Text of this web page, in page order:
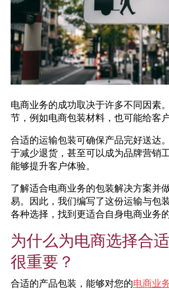
电商业务的成功取决于许多不同因素
节，例如电商包装材料，也可能给客
合适的运输包装可确保产品完好送达
于减少退货，甚至可以成为品牌营销
能够提升客户体验。
了解适合电商业务的包装解决方案并
易。因此，我们编写了这份运输与包
各种选择，找到更适合自身电商业务的
为什么为电商选择合
很重要？
合适的产品包装，能够对您的电商业